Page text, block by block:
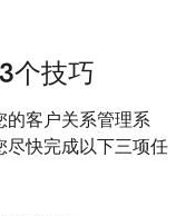
个技巧
的客户关系管理系
尽快完成以下三项任